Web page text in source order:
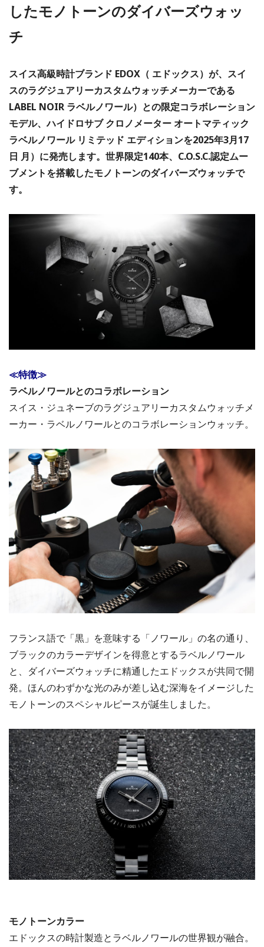
したモノトーンのダイバーズウォッ
チ
スイス高級時計ブランド EDOX（ エドックス）が、スイ
スのラグジュアリーカスタムウォッチメーカーである
LABEL NOIR ラベルノワール）との限定コラボレーション
モデル、ハイドロサブ クロノメーター オートマティック
ラベルノワール リミテッド エディションを2025年3月17
日 月）に発売します。世界限定140本、C.O.S.C.認定ムー
ブメントを搭載したモノトーンのダイバーズウォッチで
す。
≪特徴≫
ラベルノワールとのコラボレーション
スイス・ジュネーブのラグジュアリーカスタムウォッチメ
ーカー・ラベルノワールとのコラボレーションウォッチ。
フランス語で「黒」を意味する「ノワール」の名の通り、
ブラックのカラーデザインを得意とするラベルノワール
と、ダイバーズウォッチに精通したエドックスが共同で開
発。ほんのわずかな光のみが差し込む深海をイメージした
モノトーンのスペシャルピースが誕生しました。
モノトーンカラー
エドックスの時計製造とラベルノワールの世界観が融合。